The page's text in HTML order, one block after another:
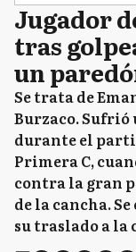
Jugador
tras
un
Se trata de
Burzaco.
durante el
Primera C,
contra la gran
de la cancha.
su traslado a la